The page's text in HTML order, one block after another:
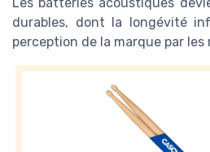
durables, dont la longévité
perception de la marque par les